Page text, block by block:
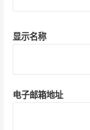
显示名称
电子邮箱地址